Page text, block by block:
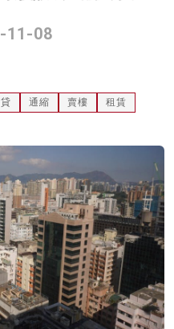
11-08
通縮 賣樓
租賃